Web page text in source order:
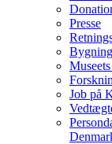
Presse
Job på